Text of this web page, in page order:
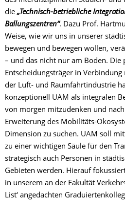
die „Technisch-betriebliche
Ballungszentren“. Dazu Prof.
Weise, wie wir uns in unserer
bewegen und bewegen wollen,
– und das nicht nur am Boden. Die
Entscheidungsträger in
der Luft- und Raumfahrtindustrie
konzeptionell UAM als integralen
von morgen mitzudenken und
Erweiterung des Mobilitäts-
Dimension zu suchen. UAM soll
zu einer wichtigen Säule für den
strategisch auch Personen in
Gebieten werden. Hierauf
in unserem an der Fakultät
List‘ angedachten